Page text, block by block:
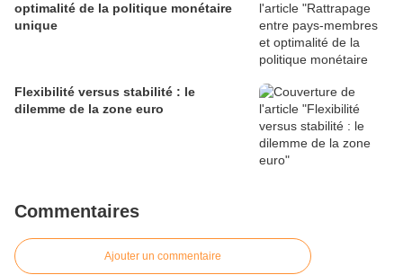
optimalité de la politique monétaire
unique
Flexibilité versus stabilité : le
dilemme de la zone euro
Commentaires
Ajouter un commentaire